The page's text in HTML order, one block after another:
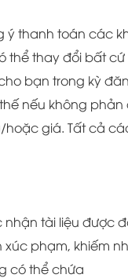
thanh toán các
thay đổi bất
bạn trong kỳ
nếu không
giá. Tất cả
tài liệu được
phạm, khiếm
có thể chứa